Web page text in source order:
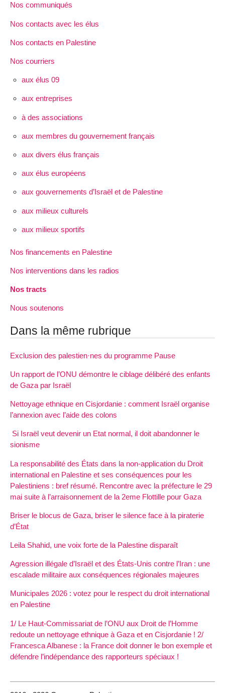
Nos communiqués
Nos contacts avec les élus
Nos contacts en Palestine
Nos courriers
aux élus 09
aux entreprises
à des associations
aux membres du gouvernement français
aux divers élus français
aux élus européens
aux gouvernements d’Israël et de Palestine
aux milieux culturels
aux milieux sportifs
Nos financements en Palestine
Nos interventions dans les radios
Nos tracts
Nous soutenons
Dans la même rubrique
Exclusion des palestien·nes du programme Pause
Un rapport de l’ONU démontre le ciblage délibéré des enfants
de Gaza par Israël
Nettoyage ethnique en Cisjordanie : comment Israël organise
l’annexion avec l’aide des colons
Si Israël veut devenir un Etat normal, il doit abandonner le
sionisme
La responsabilité des États dans la non-application du Droit
international en Palestine et ses conséquences pour les
Palestiniens : bref résumé. Rencontre avec la préfecture le 29
mai suite à l’arraisonnement de la 2eme Flottille pour Gaza
Briser le blocus de Gaza, briser le silence face à la piraterie
d’État
Leila Shahid, une voix forte de la Palestine disparaît
Agression illégale d’Israël et des États-Unis contre l’Iran : une
escalade militaire aux conséquences régionales majeures
Municipales 2026 : votez pour le respect du droit international
en Palestine
1/ Le Haut-Commissariat de l’ONU aux Droit de l’Homme
redoute un nettoyage ethnique à Gaza et en Cisjordanie ! 2/
Francesca Albanese : la France doit donner le bon exemple et
défendre l’indépendance des rapporteurs spéciaux !